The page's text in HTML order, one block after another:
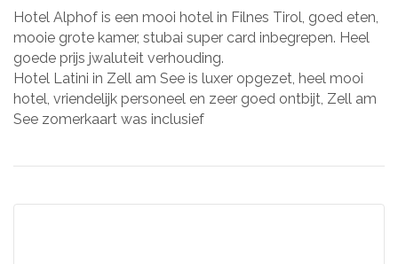
Hotel Alphof is een mooi hotel in Filnes Tirol, goed eten,
mooie grote kamer, stubai super card inbegrepen. Heel
goede prijs jwaluteit verhouding.
Hotel Latini in Zell am See is luxer opgezet, heel mooi
hotel, vriendelijk personeel en zeer goed ontbijt, Zell am
See zomerkaart was inclusief